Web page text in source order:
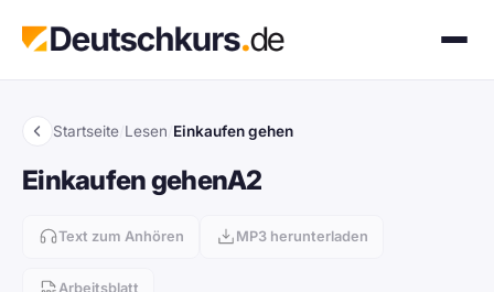
Startseite Lesen Einkaufen gehen
Einkaufen gehenA2
Text zum Anhören MP3 herunterladen
Arbeitsblatt